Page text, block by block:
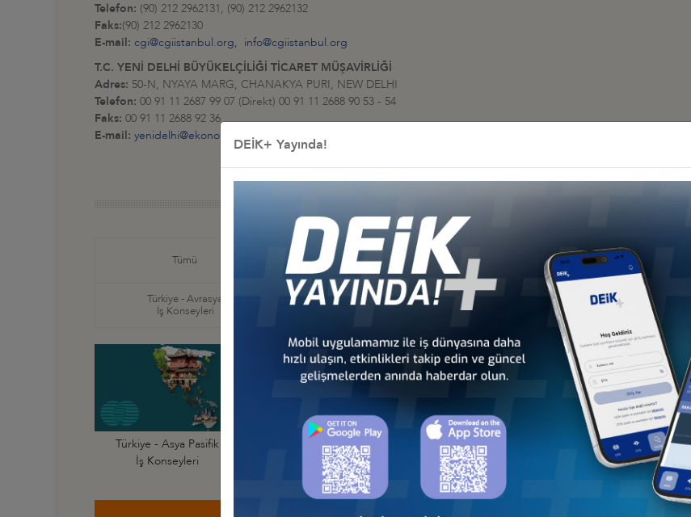
Telefon: (90) 212 2962131, (90) 212 2962132
Faks:(90) 212 2962130
E-mail: cgi@cgiistanbul.org, info@cgiistanbul.org
T.C. YENİ DELHİ BÜYÜKELÇİLİĞİ TİCARET MÜŞAVİRLİĞİ
Adres: 50-N, NYAYA MARG, CHANAKYA PURI, NEW DELHI
Telefon: 00 91 11 2687 99 07 (Direkt) 00 91 11 2688 90 53 - 54
Faks: 00 91 11 2688 92 36
E-mail: yenidelhi@ekonomi.gov.tr
Diğer İş Konseyleri
Tümü
Türkiye - Afrika
İş Konseyleri
Türkiye - Kuzey Amerika
İş Konseyleri
Türkiye - Avrasya
İş Konseyleri
Türkiye - Avrupa
Türkiye - Orta Doğu ve
Körfez İş Konseyleri
Türkiye - Asya Pasifik
İş Konseyleri
Türkiye - Avustralya
İş Konseyi
Türkiye - Bangladeş
İş Konseyi
Türkiye - Çin
İş Konseyi
DEİK+ Yayında!